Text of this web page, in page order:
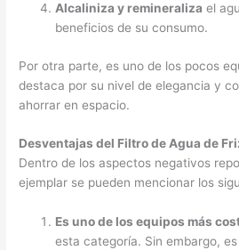
Alcaliniza y remineraliza el
beneficios de su consumo.
Por otra parte, es uno de los pocos
destaca por su nivel de elegancia y
ahorrar en espacio.
Desventajas del Filtro de Agua de
Dentro de los aspectos negativos
ejemplar se pueden mencionar los
Es uno de los equipos más
esta categoría. Sin embargo,